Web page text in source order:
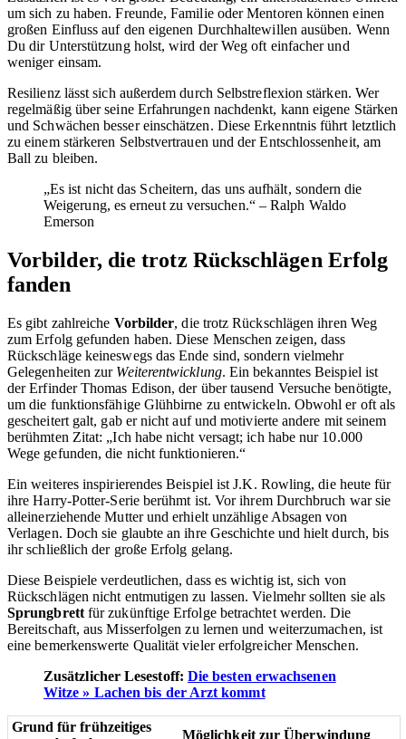
um sich zu haben. Freunde, Familie oder Mentoren können einen
großen Einfluss auf den eigenen Durchhaltewillen ausüben. Wenn
Du dir Unterstützung holst, wird der Weg oft einfacher und
weniger einsam.
Resilienz lässt sich außerdem durch Selbstreflexion stärken. Wer
regelmäßig über seine Erfahrungen nachdenkt, kann eigene Stärken
und Schwächen besser einschätzen. Diese Erkenntnis führt letztlich
zu einem stärkeren Selbstvertrauen und der Entschlossenheit, am
Ball zu bleiben.
„Es ist nicht das Scheitern, das uns aufhält, sondern die
Weigerung, es erneut zu versuchen.“ – Ralph Waldo
Emerson
Vorbilder, die trotz Rückschlägen Erfolg
fanden
Es gibt zahlreiche Vorbilder, die trotz Rückschlägen ihren Weg
zum Erfolg gefunden haben. Diese Menschen zeigen, dass
Rückschläge keineswegs das Ende sind, sondern vielmehr
Gelegenheiten zur Weiterentwicklung. Ein bekanntes Beispiel ist
der Erfinder Thomas Edison, der über tausend Versuche benötigte,
um die funktionsfähige Glühbirne zu entwickeln. Obwohl er oft als
gescheitert galt, gab er nicht auf und motivierte andere mit seinem
berühmten Zitat: „Ich habe nicht versagt; ich habe nur 10.000
Wege gefunden, die nicht funktionieren.“
Ein weiteres inspirierendes Beispiel ist J.K. Rowling, die heute für
ihre Harry-Potter-Serie berühmt ist. Vor ihrem Durchbruch war sie
alleinerziehende Mutter und erhielt unzählige Absagen von
Verlagen. Doch sie glaubte an ihre Geschichte und hielt durch, bis
ihr schließlich der große Erfolg gelang.
Diese Beispiele verdeutlichen, dass es wichtig ist, sich von
Rückschlägen nicht entmutigen zu lassen. Vielmehr sollten sie als
Sprungbrettfür zukünftige Erfolge betrachtet werden. Die
Bereitschaft, aus Misserfolgen zu lernen und weiterzumachen, ist
eine bemerkenswerte Qualität vieler erfolgreicher Menschen.
Zusätzlicher Lesestoff: Die besten erwachsenen
Witze » Lachen bis der Arzt kommt
Grund für frühzeitiges
Möglichkeit zur Überwindung